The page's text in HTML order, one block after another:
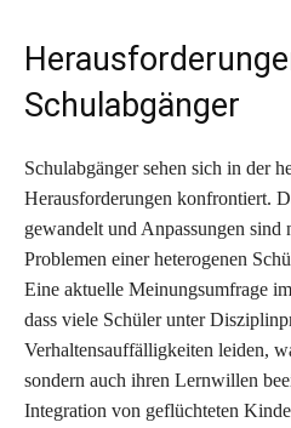
Schulabgänger
Schulabgänger sehen sich in der
Herausforderungen konfrontiert.
gewandelt und Anpassungen sind
Problemen einer heterogenen
Eine aktuelle Meinungsumfrage
dass viele Schüler unter
Verhaltensauffälligkeiten leiden,
sondern auch ihren Lernwillen
Integration von geflüchteten